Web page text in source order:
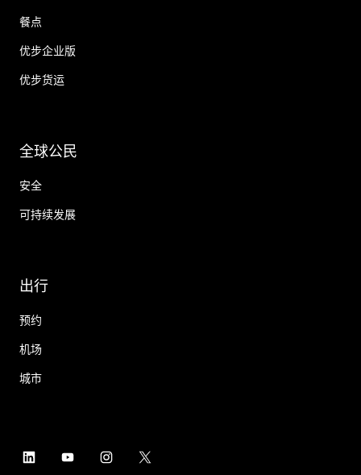
餐点
优步企业版
优步货运
全球公民
安全
可持续发展
出行
预约
机场
城市